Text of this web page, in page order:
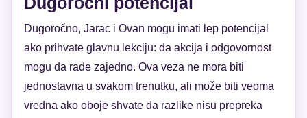
Dugoročno, Jarac i Ovan mogu imati lep potencijal
ako prihvate glavnu lekciju: da akcija i odgovornost
mogu da rade zajedno. Ova veza ne mora biti
jednostavna u svakom trenutku, ali može biti veoma
vredna ako oboje shvate da razlike nisu prepreka